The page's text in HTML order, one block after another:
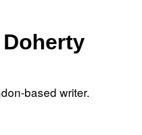
based writer.